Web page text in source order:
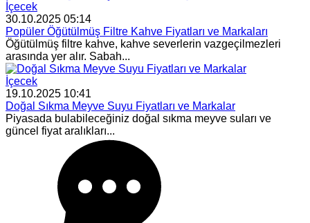
İçecek
30.10.2025 05:14
Popüler Öğütülmüş Filtre Kahve Fiyatları ve Markaları
Öğütülmüş filtre kahve, kahve severlerin vazgeçilmezleri
arasında yer alır. Sabah...
İçecek
19.10.2025 10:41
Doğal Sıkma Meyve Suyu Fiyatları ve Markalar
Piyasada bulabileceğiniz doğal sıkma meyve suları ve
güncel fiyat aralıkları...